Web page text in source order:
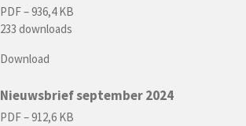
PDF – 936,4 KB
233 downloads
Download
Nieuwsbrief september 2024
PDF – 912,6 KB